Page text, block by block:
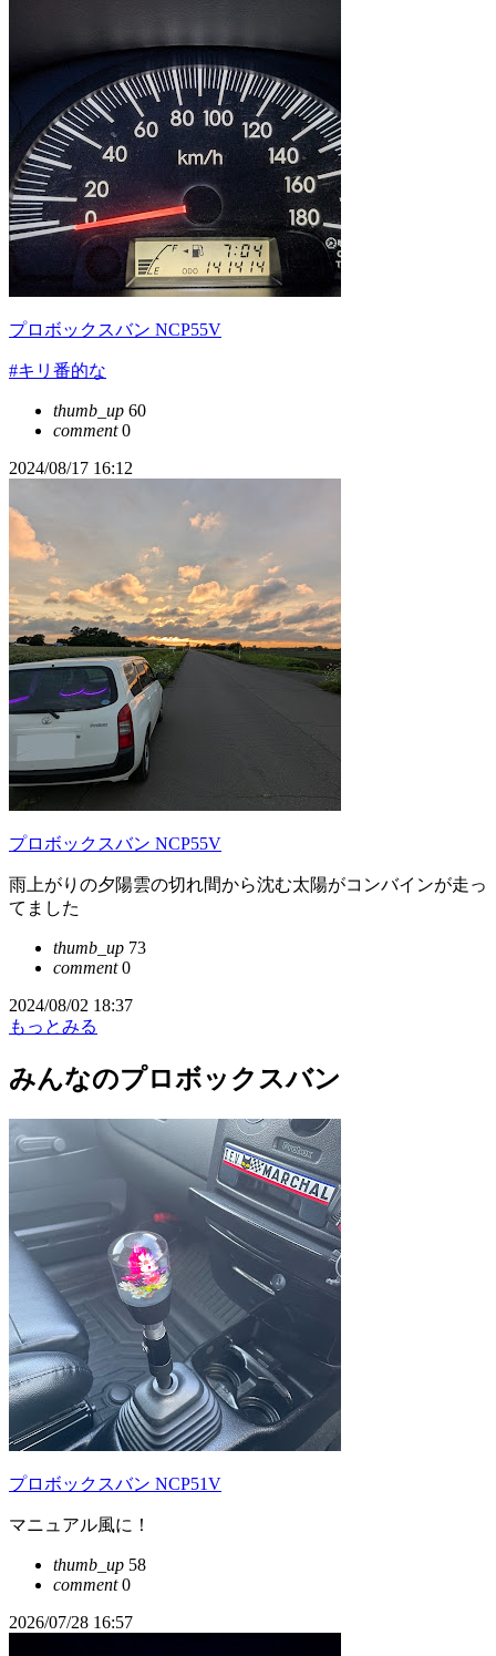
プロボックスバン NCP55V
#キリ番的な
thumb_up 60
comment0
2024/08/17 16:12
プロボックスバン NCP55V
雨上がりの夕陽雲の切れ間から沈む太陽がコンバインが走っ
てました
thumb_up 73
comment0
2024/08/02 18:37
もっとみる
みんなのプロボックスバン
プロボックスバン NCP51V
マニュアル風に！
thumb_up 58
comment0
2026/07/28 16:57